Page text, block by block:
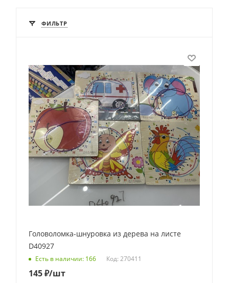
ФИЛЬТР
Головоломка-шнуровка из дерева на листе
D40927
Есть в наличии: 166 Код: 270411
145₽/шт